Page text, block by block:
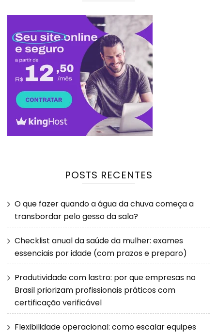
POSTS RECENTES
O que fazer quando a água da chuva começa a
transbordar pelo gesso da sala?
Checklist anual da saúde da mulher: exames
essenciais por idade (com prazos e preparo)
Produtividade com lastro: por que empresas no
Brasil priorizam profissionais práticos com
certificação verificável
Flexibilidade operacional: como escalar equipes